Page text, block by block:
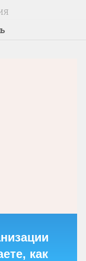
как